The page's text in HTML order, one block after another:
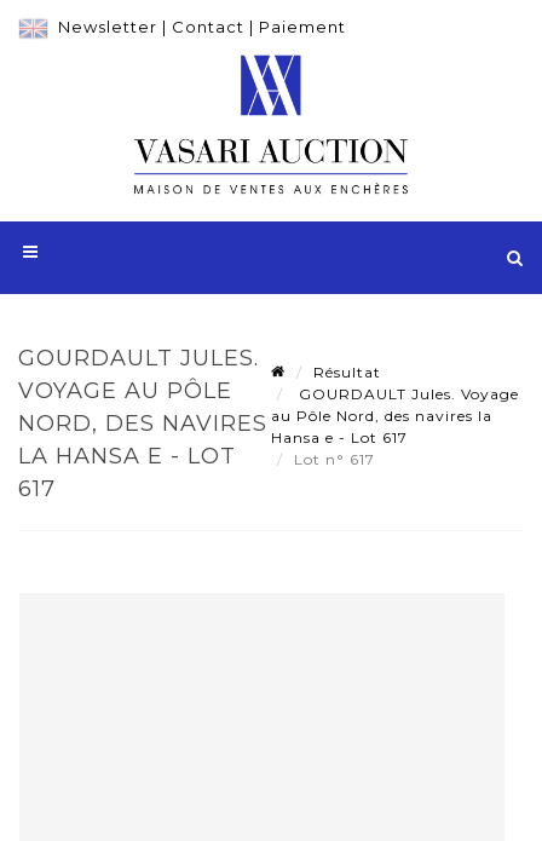
Newsletter | Contact | Paiement
GOURDAULT JULES.
VOYAGE AU PÔLE
NORD, DES NAVIRES
LA HANSA E - LOT
617
Résultat
GOURDAULT Jules. Voyage
au Pôle Nord, des navires la
Hansa e - Lot 617
Lot n° 617